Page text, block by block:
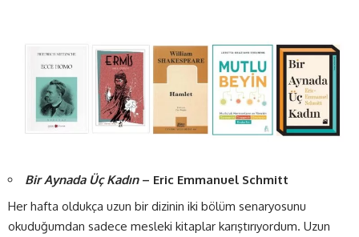
Bir Aynada Üç Kadın– Eric Emmanuel Schmitt
Her hafta oldukça uzun bir dizinin iki bölüm senaryosunu
okuduğumdan sadece mesleki kitaplar karıştırıyordum. Uzun